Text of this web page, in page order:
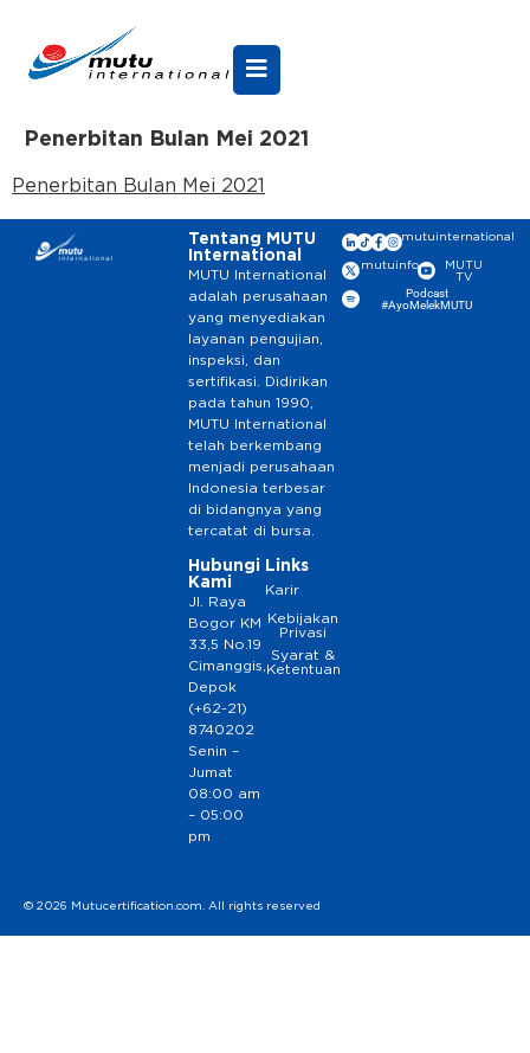
Penerbitan Bulan Mei 2021
Penerbitan Bulan Mei 2021
Tentang MUTU
International
MUTU International
adalah perusahaan
yang menyediakan
layanan pengujian,
inspeksi, dan
sertifikasi. Didirikan
pada tahun 1990,
MUTU International
telah berkembang
menjadi perusahaan
Indonesia terbesar
di bidangnya yang
tercatat di bursa.
Hubungi
Kami
Jl. Raya
Bogor KM
33,5 No.19
Cimanggis,
Depok
(+62-21)
8740202
Senin –
Jumat
08:00 am
– 05:00
pm
Links
Karir
Kebijakan
Privasi
Syarat &
Ketentuan
mutuinternational
mutuinfo
MUTU
TV
Podcast
#AyoMelekMUTU
© 2026 Mutucertification.com. All rights reserved